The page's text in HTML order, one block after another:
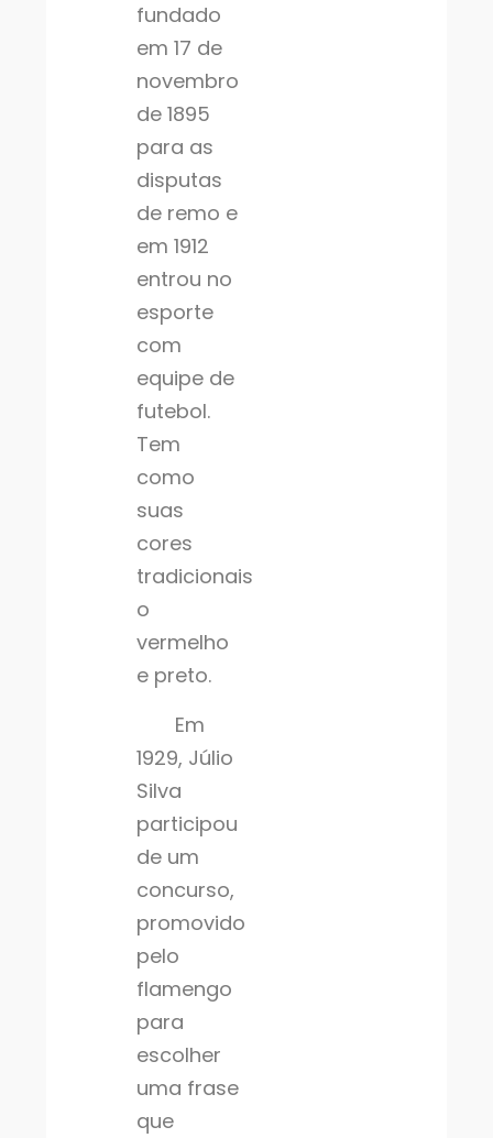
fundado
em 17 de
novembro
de 1895
para as
disputas
de remo e
em 1912
entrou no
esporte
com
equipe de
futebol.
Tem
como
suas
cores
tradicionais
o
vermelho
e preto.
Em
1929, Júlio
Silva
participou
de um
concurso,
promovido
pelo
flamengo
para
escolher
uma frase
que